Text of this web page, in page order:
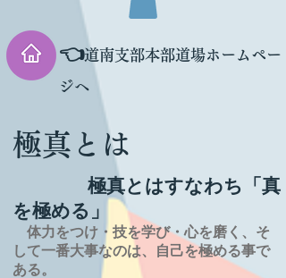
👈道南支部本部道場ホームペー
ジへ
極真とは
極真とはすなわち「真
を極める」
体力をつけ・技を学び・心を磨く、そ
して一番大事なのは、自己を極める事で
ある。